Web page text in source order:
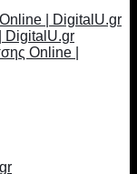
| DigitalU.gr
DigitalU.gr
Online |